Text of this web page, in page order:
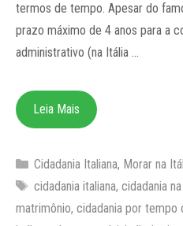
termos de tempo. Apesar do
prazo máximo de 4 anos para a
administrativo (na Itália …
Leia Mais
Categorias
Cidadania Italiana, Morar na
Tags
cidadania italiana, cidadania
matrimônio, cidadania por tempo